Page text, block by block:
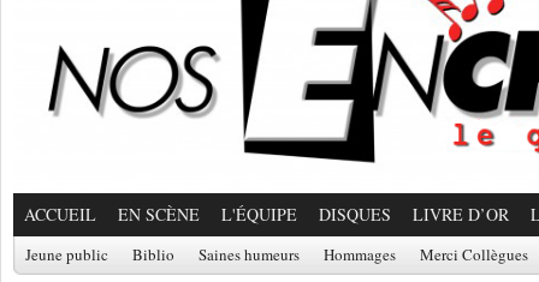
ACCUEIL EN SCÈNE L'ÉQUIPE DISQUES LIVRE D’OR
Jeune public Biblio Saines humeurs Hommages Merci Collègues